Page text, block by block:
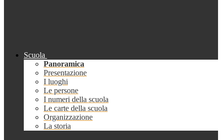
Scuola
Panoramica
Presentazione
I luoghi
Le persone
I numeri della scuola
Le carte della scuola
Organizzazione
La storia